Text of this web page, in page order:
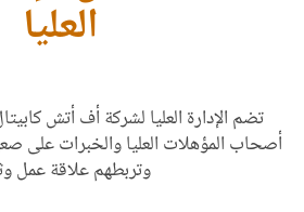
العليا
تضم الإدارة العليا لشركة أف أتش
أصحاب المؤهلات العليا والخبرات على
وتربطهم علاقة عمل